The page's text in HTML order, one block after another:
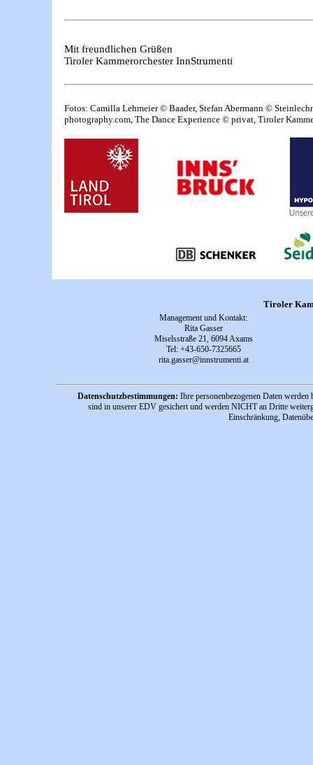
Mit freundlichen Grüßen
Tiroler Kammerorchester InnStrumenti
Fotos: Camilla Lehmeier © Baader, Stefan Abermann ©
photography.com, The Dance Experience © privat, Tiroler
Tiroler
Management und Kontakt:
Rita Gasser
Miselsstraße 21, 6094 Axams
Tel: +43-650-7325665
rita.gasser@innstrumenti.at
Datenschutzbestimmungen: Ihre personenbezogenen Daten
sind in unserer EDV gesichert und werden NICHT an Dritte
Einschränkung,